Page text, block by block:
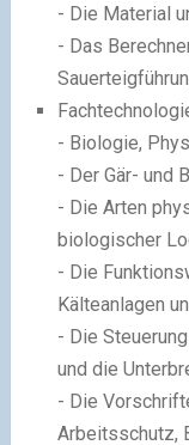
- Die Material
- Das
- Biologie,
- Der Gär- und
- Die Arten
biologischer
- Die
Kälteanlagen
- Die
und die
- Die
Arbeitsschutz,